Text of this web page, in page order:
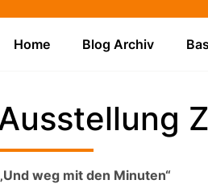
Home Blog Archiv
weg mit den Minuten“